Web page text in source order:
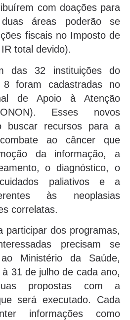
com doações para
áreas poderão se
fiscais no Imposto de
total devido).
das 32 instituições do
8 foram cadastradas no
de Apoio à Atenção
Esses novos
buscar recursos para a
ao câncer que
da informação, a
o diagnóstico, o
paliativos e a
às neoplasias
correlatas.
participar dos programas,
precisam se
Ministério da Saúde,
31 de julho de cada ano,
propostas com a
será executado. Cada
informações como